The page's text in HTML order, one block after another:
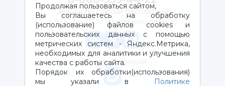
Продолжая пользоваться сайтом,
Вы соглашаетесь на обработку
(использование) файлов cookies и
пользовательских данных с помощью
метрических систем - Яндекс.Метрика,
необходимых для аналитики и улучшения
качества с работы сайта.
Порядок их обработки(использования)
мы указали в
Политике
Звонок по России бесплатный
с 9:00 до 21:00 (время московское)
Чат с поддержкой